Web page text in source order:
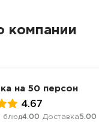
компании
на 50 персон
4.67
блюд4.00 Доставка5.00